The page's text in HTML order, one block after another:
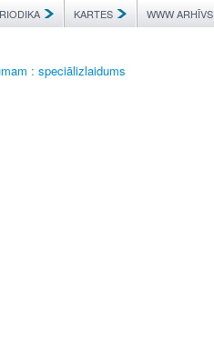
KARTES WWW ARHĪVS
: speciālizlaidums